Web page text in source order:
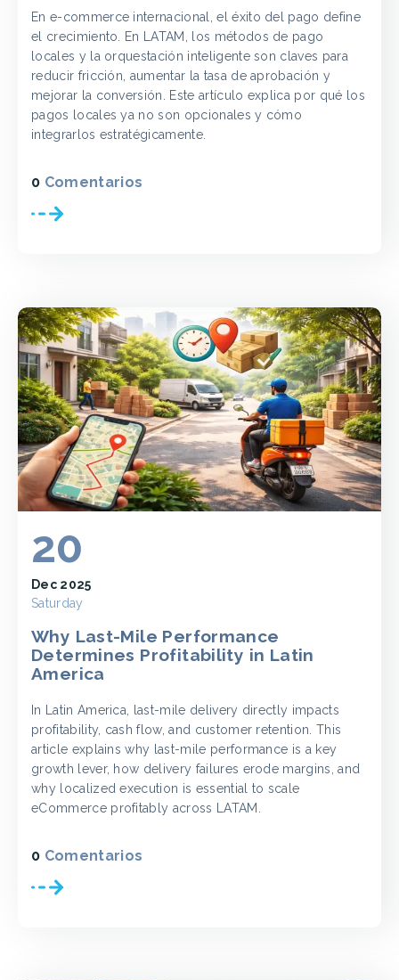
En e-commerce internacional, el éxito del pago define
el crecimiento. En LATAM, los métodos de pago
locales y la orquestación inteligente son claves para
reducir fricción, aumentar la tasa de aprobación y
mejorar la conversión. Este artículo explica por qué los
pagos locales ya no son opcionales y cómo
integrarlos estratégicamente.
0 Comentarios
20
Dec 2025
Saturday
Why Last-Mile Performance
Determines Profitability in Latin
America
In Latin America, last-mile delivery directly impacts
profitability, cash flow, and customer retention. This
article explains why last-mile performance is a key
growth lever, how delivery failures erode margins, and
why localized execution is essential to scale
eCommerce profitably across LATAM.
0 Comentarios